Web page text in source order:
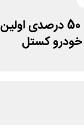
کد تخفیف 50 درصدی اولین
خودرو کستل